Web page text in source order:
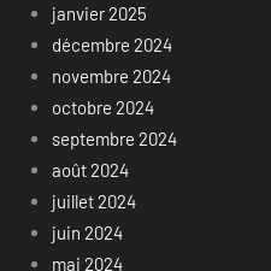
janvier 2025
décembre 2024
novembre 2024
octobre 2024
septembre 2024
août 2024
juillet 2024
juin 2024
mai 2024